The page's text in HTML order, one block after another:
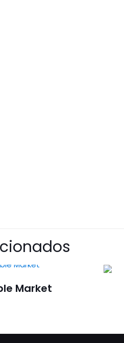
Market